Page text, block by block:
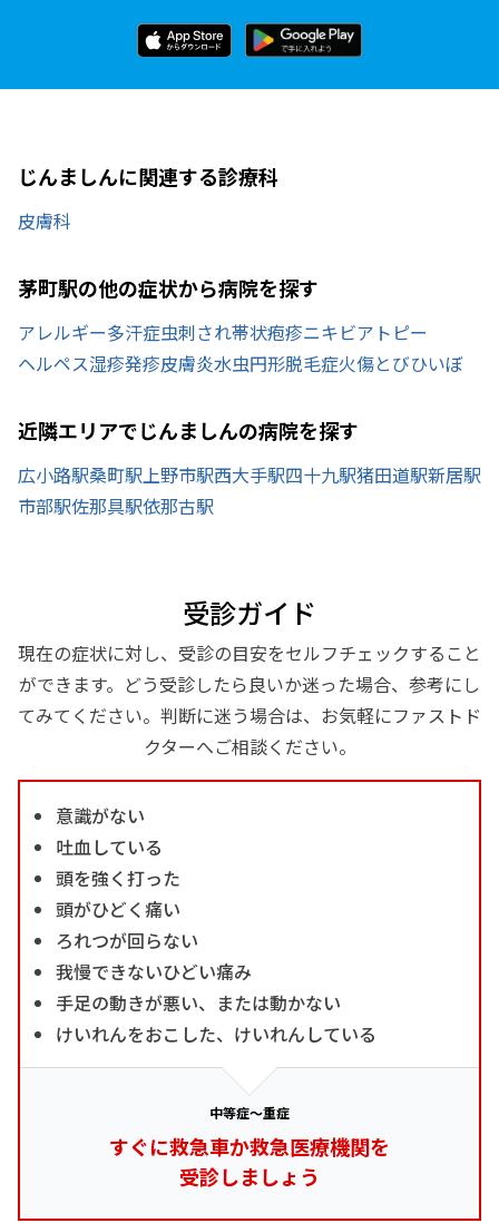
じんましんに関連する診療科
皮膚科
茅町駅の他の症状から病院を探す
アレルギー多汗症虫刺され帯状疱疹ニキビアトピー
ヘルペス湿疹発疹皮膚炎水虫円形脱毛症火傷とびひいぼ
近隣エリアでじんましんの病院を探す
広小路駅桑町駅 上野市駅西大手駅四十九駅猪田道駅新居駅
市部駅佐那具駅依那古駅
受診ガイド
現在の症状に対し、受診の目安をセルフチェックすること
ができます。どう受診したら良いか迷った場合、参考にし
てみてください。判断に迷う場合は、お気軽にファストド
クターへご相談ください。
意識がない
吐血している
頭を強く打った
頭がひどく痛い
ろれつが回らない
我慢できないひどい痛み
手足の動きが悪い、または動かない
けいれんをおこした、けいれんしている
中等症～重症
すぐに救急車か救急医療機関を
受診しましょう